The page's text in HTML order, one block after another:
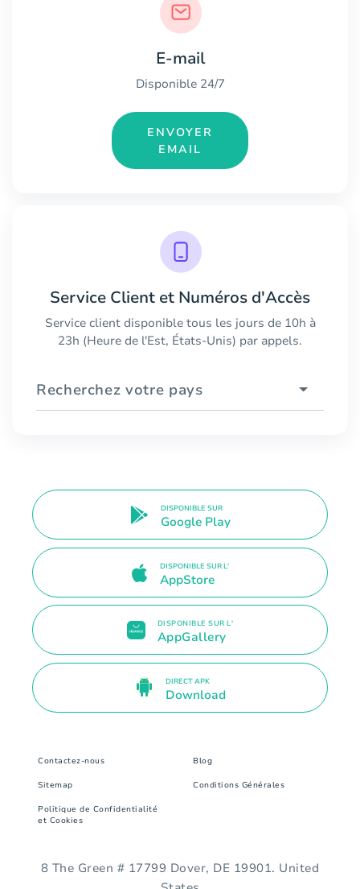
E-mail
Disponible 24/7
ENVOYER
EMAIL
Service Client et Numéros d'Accès
Service client disponible tous les jours de 10h à
23h (Heure de l'Est, États-Unis) par appels.
Recherchez votre pays
DISPONIBLE SUR
Google Play
DISPONIBLE SUR L'
AppStore
DISPONIBLE SUR L'
AppGallery
DIRECT APK
Download
Contactez-nous Blog
Sitemap Conditions Générales
Politique de Confidentialité
et Cookies
8 The Green # 17799 Dover, DE 19901. United